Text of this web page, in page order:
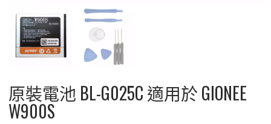
原裝電池 BL-G025C 適用於 GIONEE
W900S